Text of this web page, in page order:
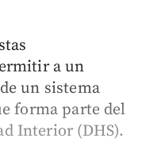
a un
un sistema
forma parte del
Interior (DHS).